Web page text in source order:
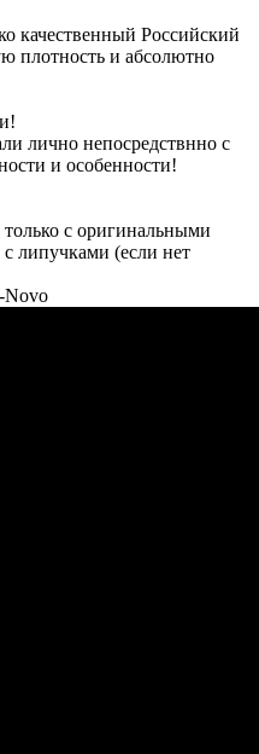
качественный Российский
плотность и абсолютно
лично непосредствнно с
и особенности!
с оригинальными
липучками (если нет
Novo